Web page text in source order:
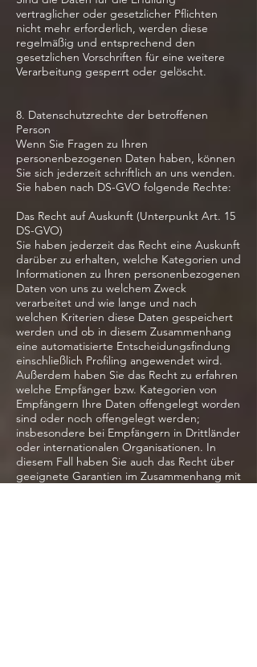
vertraglicher oder gesetzlicher Pflichten
nicht mehr erforderlich, werden diese
regelmäßig und entsprechend den
gesetzlichen Vorschriften für eine weitere
Verarbeitung gesperrt oder gelöscht.
8. Datenschutzrechte der betroffenen
Person
Wenn Sie Fragen zu Ihren
personenbezogenen Daten haben, können
Sie sich jederzeit schriftlich an uns wenden.
Sie haben nach DS-GVO folgende Rechte:
Das Recht auf Auskunft (Unterpunkt Art. 15
DS-GVO)
Sie haben jederzeit das Recht eine Auskunft
darüber zu erhalten, welche Kategorien und
Informationen zu Ihren personenbezogenen
Daten von uns zu welchem Zweck
verarbeitet und wie lange und nach
welchen Kriterien diese Daten gespeichert
werden und ob in diesem Zusammenhang
eine automatisierte Entscheidungsfindung
einschließlich Profiling angewendet wird.
Außerdem haben Sie das Recht zu erfahren
welche Empfänger bzw. Kategorien von
Empfängern Ihre Daten offengelegt worden
sind oder noch offengelegt werden;
insbesondere bei Empfängern in Drittländer
oder internationalen Organisationen. In
diesem Fall haben Sie auch das Recht über
geeignete Garantien im Zusammenhang mit